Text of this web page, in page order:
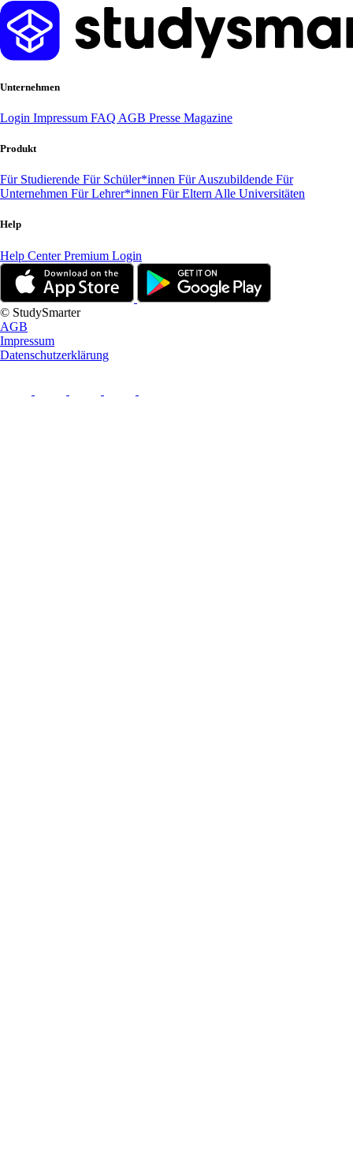
Unternehmen
Login Impressum FAQ AGB Presse Magazine
Produkt
Für Studierende Für Schüler*innen Für Auszubildende Für
Unternehmen Für Lehrer*innen Für Eltern Alle Universitäten
Help
Help CenterPremium Login
© StudySmarter
AGB
Impressum
Datenschutzerklärung